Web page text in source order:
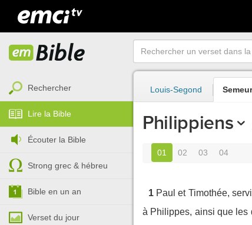
Rechercher
Lire la Bible
Écouter la Bible
Strong grec & hébreu
Bible en un an
Verset du jour
Louis-Segond Semeur
Philippiens
01 02 03 04
1 Paul et Timothée,
à Philippes, ainsi que les